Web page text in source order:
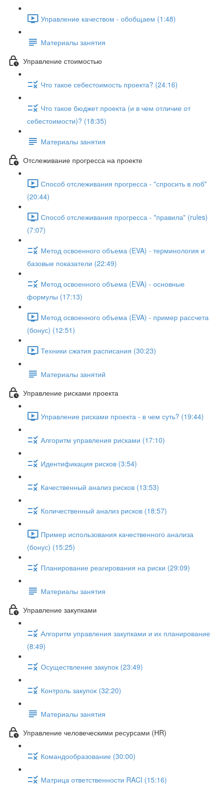
Управление качеством - обобщаем (1:48)
Материалы занятия
Управление стоимостью
Что такое себестоимость проекта? (24:16)
Что такое бюджет проекта (и в чем отличие от
себестоимости)? (18:35)
Материалы занятия
Отслеживание прогресса на проекте
Способ отслеживания прогресса - "спросить в лоб"
(20:44)
Способ отслеживания прогресса - "правила" (rules)
(7:07)
Метод освоенного объема (EVA) - терминология и
базовые показатели (22:49)
Метод освоенного объема (EVA) - основные
формулы (17:13)
Метод освоенного объема (EVA) - пример рассчета
(бонус) (12:51)
Техники сжатия расписания (30:23)
Материалы занятий
Управление рисками проекта
Управление рисками проекта - в чем суть? (19:44)
Алгоритм управления рисками (17:10)
Идентификация рисков (3:54)
Качественный анализ рисков (13:53)
Количественный анализ рисков (18:57)
Пример использования качественного анализа
(бонус) (15:25)
Планирование реагирования на риски (29:09)
Материалы занятия
Управление закупками
Алгоритм управления закупками и их планирование
(8:49)
Осуществление закупок (23:49)
Контроль закупок (32:20)
Материалы занятия
Управление человеческими ресурсами (HR)
Командообразование (30:00)
Матрица ответственности RACI (15:16)